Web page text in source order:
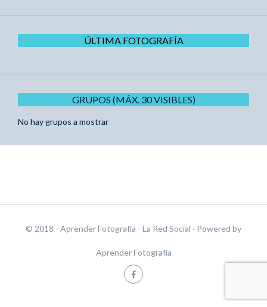
ÚLTIMA FOTOGRAFÍA
GRUPOS (MÁX. 30 VISIBLES)
No hay grupos a mostrar
© 2018 - Aprender Fotografía - La Red Social · Powered by
Aprender Fotografía